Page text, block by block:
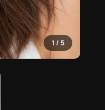
1 / 5